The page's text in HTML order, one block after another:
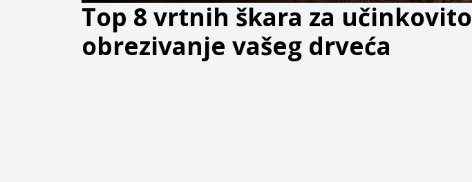
Top 8 vrtnih škara za učinkovito
obrezivanje vašeg drveća